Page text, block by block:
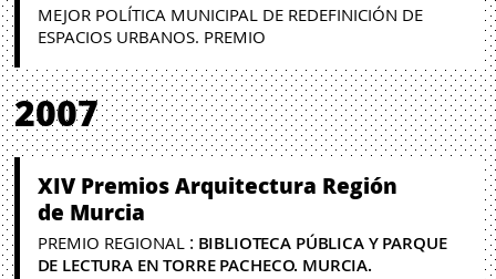
MEJOR POLÍTICA MUNICIPAL DE REDEFINICIÓN DE
ESPACIOS URBANOS. PREMIO
2007
XIV Premios Arquitectura Región
de Murcia
PREMIO REGIONAL: BIBLIOTECA PÚBLICA Y PARQUE
DE LECTURA EN TORRE PACHECO. MURCIA.